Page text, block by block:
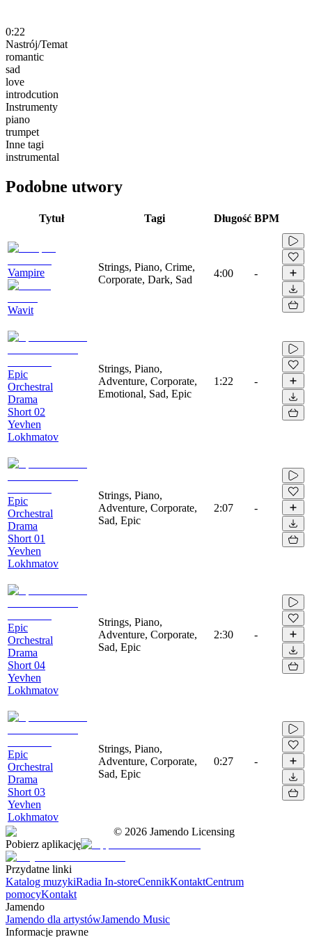
0:22
Nastrój/Temat
romantic
sad
love
introdcution
Instrumenty
piano
trumpet
Inne tagi
instrumental
Podobne utwory
Tytuł Tagi Długość BPM
Vampire
Wavit
Strings, Piano, Crime,
Corporate, Dark, Sad
4:00 -
Epic
Orchestral
Drama
Short 02
Yevhen
Lokhmatov
Strings, Piano,
Adventure, Corporate,
Emotional, Sad, Epic
1:22 -
Epic
Orchestral
Drama
Short 01
Yevhen
Lokhmatov
Strings, Piano,
Adventure, Corporate,
Sad, Epic
2:07 -
Epic
Orchestral
Drama
Short 04
Yevhen
Lokhmatov
Strings, Piano,
Adventure, Corporate,
Sad, Epic
2:30 -
Epic
Orchestral
Drama
Short 03
Yevhen
Lokhmatov
Strings, Piano,
Adventure, Corporate,
Sad, Epic
0:27 -
© 2026 Jamendo Licensing
Pobierz aplikację
Przydatne linki
Katalog muzykiRadia In-storeCennikKontaktCentrum
pomocyKontakt
Jamendo
Jamendo dla artystówJamendo Music
Informacje prawne